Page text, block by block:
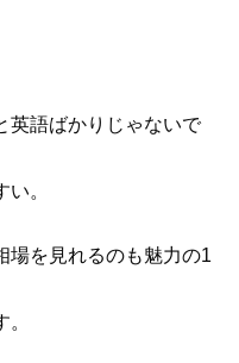
英語ばかりじゃないで
。
場を見れるのも魅力の1